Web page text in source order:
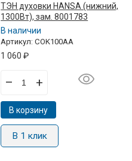
ТЭН духовки HANSA (нижний,
1300Вт), зам. 8001783
В наличии
Артикул: COK100AA
1 060₽
– +
В корзину
В 1 клик